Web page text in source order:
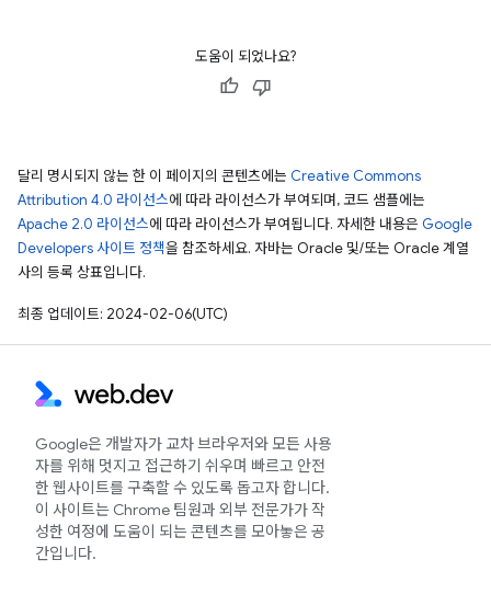
도움이 되었나요?
달리 명시되지 않는 한 이 페이지의 콘텐츠에는 Creative Commons
Attribution 4.0 라이선스에 따라 라이선스가 부여되며, 코드 샘플에는
Apache 2.0 라이선스에 따라 라이선스가 부여됩니다. 자세한 내용은 Google
Developers 사이트 정책을 참조하세요. 자바는 Oracle 및/또는 Oracle 계열
사의 등록 상표입니다.
최종 업데이트: 2024-02-06(UTC)
Google은 개발자가 교차 브라우저와 모든 사용
자를 위해 멋지고 접근하기 쉬우며 빠르고 안전
한 웹사이트를 구축할 수 있도록 돕고자 합니다.
이 사이트는 Chrome 팀원과 외부 전문가가 작
성한 여정에 도움이 되는 콘텐츠를 모아놓은 공
간입니다.